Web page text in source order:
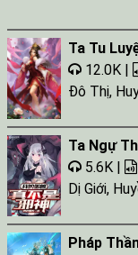
Ta Tu
12.0K |
Đô Thị,
Ta Ngự
5.6K |
Dị Giới,
Pháp